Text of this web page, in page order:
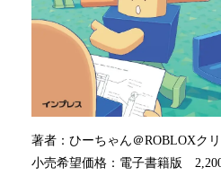
著者：ひーちゃん＠ROBLOXク
小売希望価格：電子書籍版